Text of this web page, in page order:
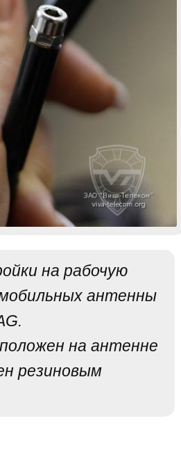
на рабочую
антенны
на антенне
резиновым